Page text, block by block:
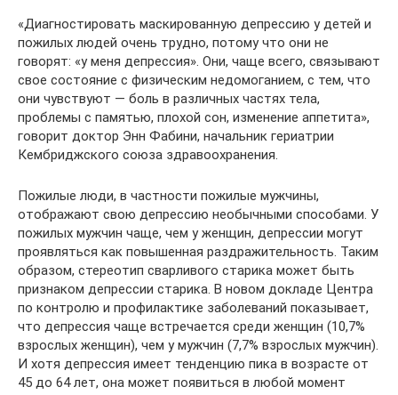
«Диагностировать маскированную депрессию у детей и
пожилых людей очень трудно, потому что они не
говорят: «у меня депрессия». Они, чаще всего, связывают
свое состояние с физическим недомоганием, с тем, что
они чувствуют — боль в различных частях тела,
проблемы с памятью, плохой сон, изменение аппетита»,
говорит доктор Энн Фабини, начальник гериатрии
Кембриджского союза здравоохранения.
Пожилые люди, в частности пожилые мужчины,
отображают свою депрессию необычными способами. У
пожилых мужчин чаще, чем у женщин, депрессии могут
проявляться как повышенная раздражительность. Таким
образом, стереотип сварливого старика может быть
признаком депрессии старика. В новом докладе Центра
по контролю и профилактике заболеваний показывает,
что депрессия чаще встречается среди женщин (10,7%
взрослых женщин), чем у мужчин (7,7% взрослых мужчин).
И хотя депрессия имеет тенденцию пика в возрасте от
45 до 64 лет, она может появиться в любой момент